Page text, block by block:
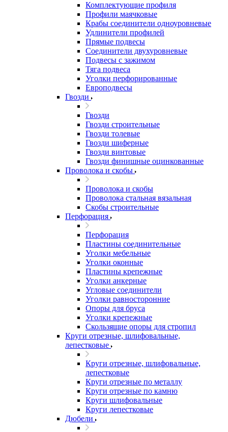
Комплектующие профиля
Профили маячковые
Крабы соединители одноуровневые
Удлинители профилей
Прямые подвесы
Соединители двухуровневые
Подвесы с зажимом
Тяга подвеса
Уголки перфорированные
Европодвесы
Гвозди
Гвозди
Гвозди строительные
Гвозди толевые
Гвозди шиферные
Гвозди винтовые
Гвозди финишные оцинкованные
Проволока и скобы
Проволока и скобы
Проволока стальная вязальная
Скобы строительные
Перфорация
Перфорация
Пластины соединительные
Уголки мебельные
Уголки оконные
Пластины крепежные
Уголки анкерные
Угловые соединители
Уголки равносторонние
Опоры для бруса
Уголки крепежные
Скользящие опоры для стропил
Круги отрезные, шлифовальные,
лепестковые
Круги отрезные, шлифовальные,
лепестковые
Круги отрезные по металлу
Круги отрезные по камню
Круги шлифовальные
Круги лепестковые
Дюбели